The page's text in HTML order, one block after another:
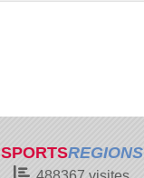
SPORTSREGIONS